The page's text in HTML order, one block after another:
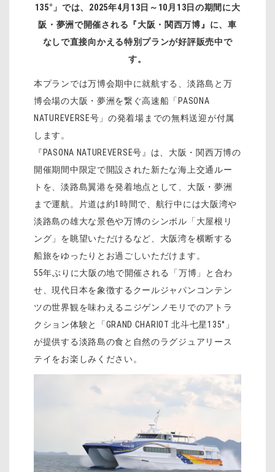
135°」では、2025年4月13日～10月13日の期間に大
阪・夢洲で開催される『大阪・関西万博』に、車
なしで直接向かえる特別プランが好評販売中で
す。
本プランでは万博会期中に就航する、淡路島と万
博会場の大阪・夢洲を繋ぐ高速船「PASONA
NATUREVERSE号」の発着場までの無料送迎が付属
します。
『PASONA NATUREVERSE号』は、大阪・関西万博の
開催期間中限定で開設された新たな海上交通ルー
トを、淡路島翼港を発着地点として、大阪・夢洲
まで運航。片道は約1時間で、航行中には大阪湾や
淡路島の雄大な景色や万博のシンボル「大屋根リ
ング」を眺望いただけるなど、大阪湾を横断する
船旅をゆったりとお過ごしいただけます。
55年ぶりに大阪の地で開催される「万博」と合わ
せ、現代日本を象徴するクールジャパンコンテン
ツの世界観を味わえるニジゲンノモリでのアトラ
クション体験と「GRAND CHARIOT 北斗七星135°」
が提供する淡路島の食と自然のラグジュアリース
テイをお楽しみください。